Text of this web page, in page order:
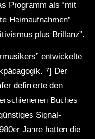
Programm als “mit
Heimaufnahmen”
plus Brillanz”.
entwickelte
7] Der
definierte den
Buches
Signal-
Jahre hatten die